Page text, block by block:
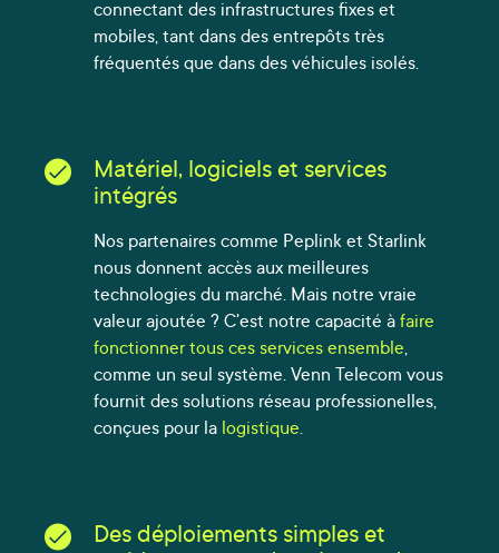
connectant des infrastructures fixes et
mobiles, tant dans des entrepôts très
fréquentés que dans des véhicules isolés.
Matériel, logiciels et services
intégrés
Nos partenaires comme Peplink et Starlink
nous donnent accès aux meilleures
technologies du marché. Mais notre vraie
valeur ajoutée ? C'est notre capacité à faire
fonctionner tous ces services ensemble,
comme un seul système. Venn Telecom vous
fournit des solutions réseau professionelles,
conçues pour la logistique.
Des déploiements simples et